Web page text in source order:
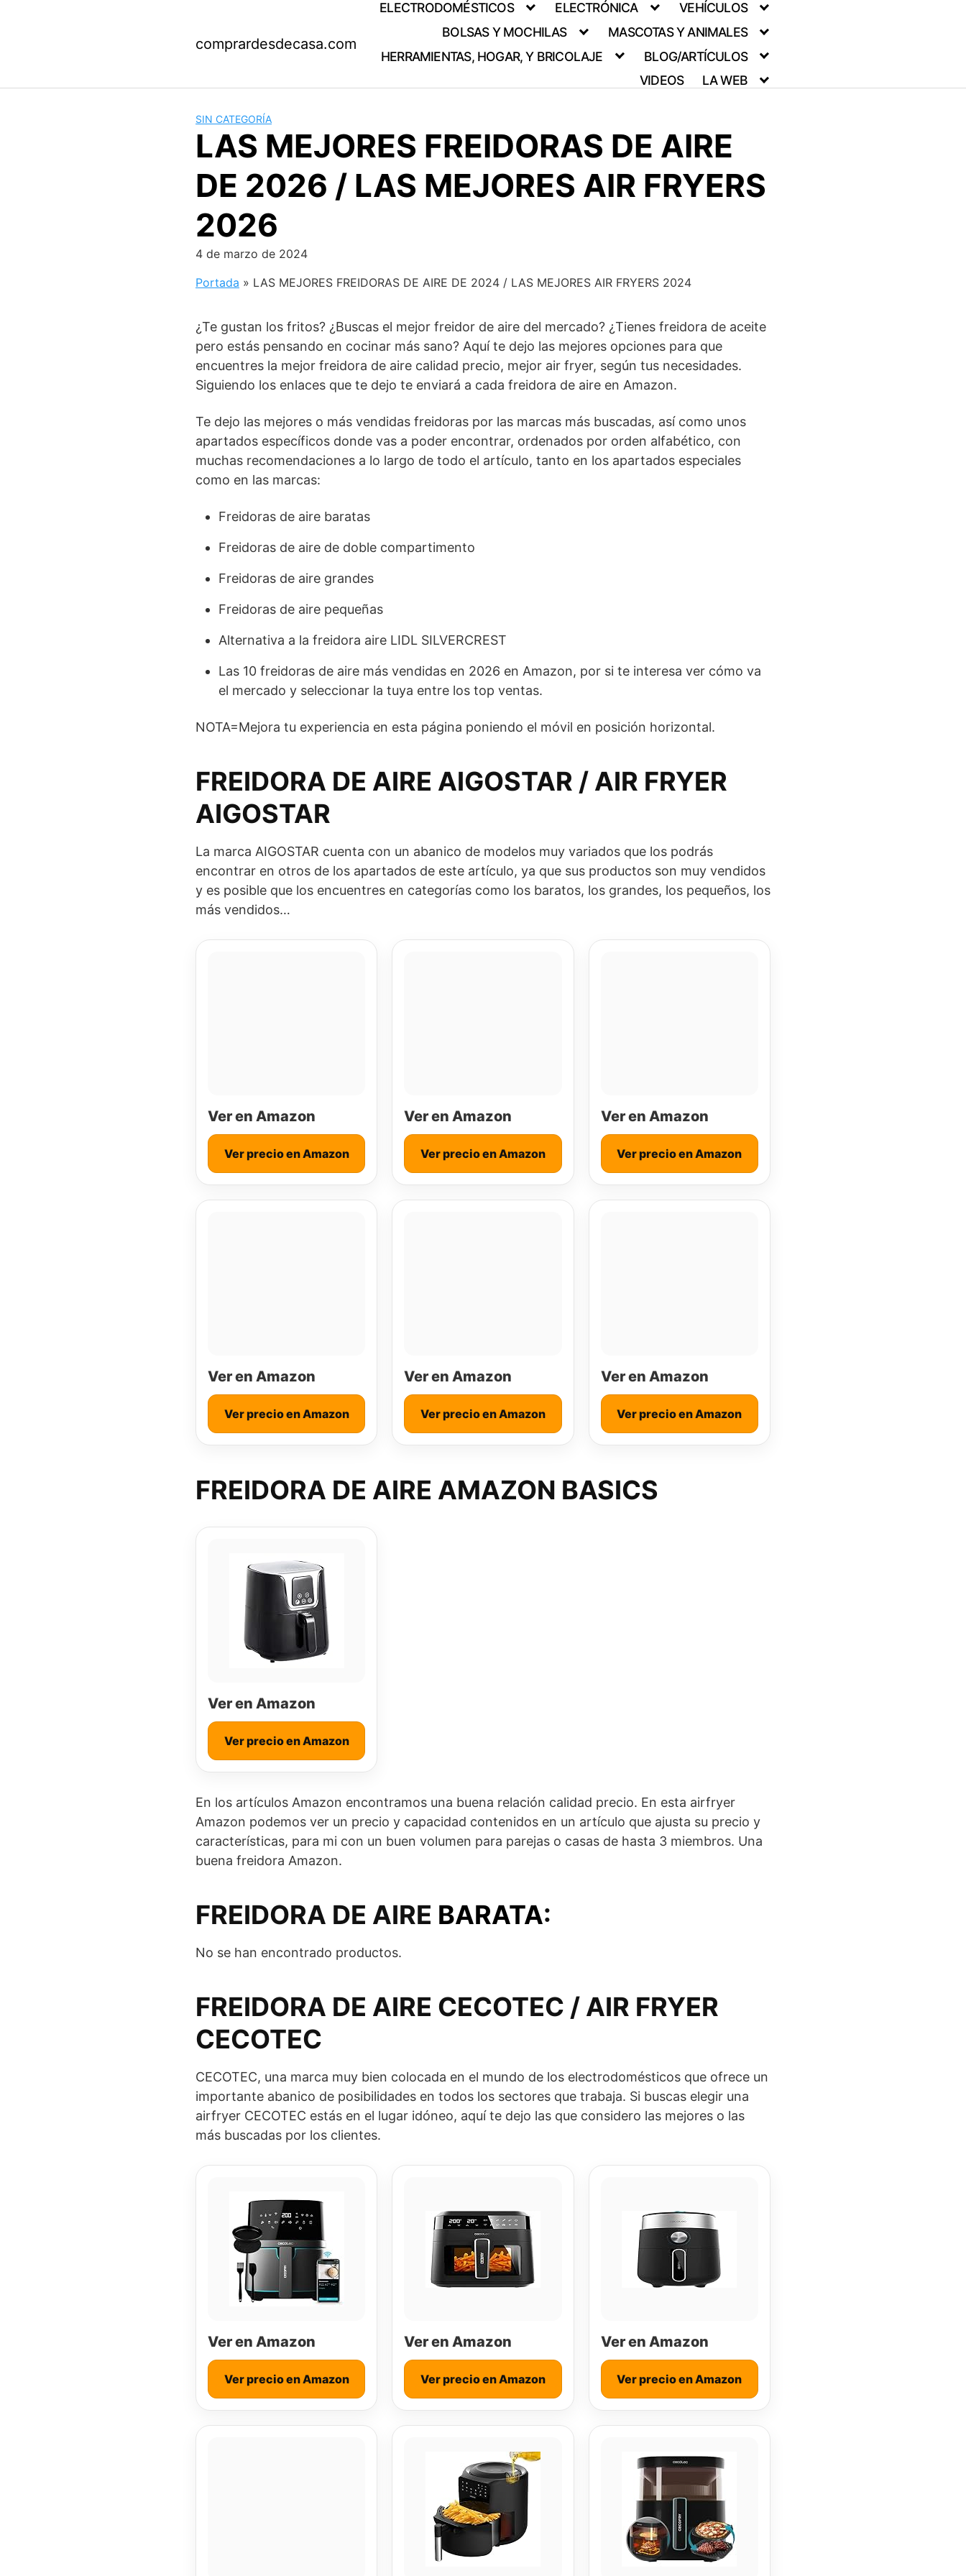
comprardesdecasa.com
ELECTRODOMÉSTICOS ELECTRÓNICA
VEHÍCULOS
BOLSAS Y MOCHILAS
MASCOTAS Y ANIMALES
HERRAMIENTAS, HOGAR, Y BRICOLAJE
BLOG/ARTÍCULOS
VIDEOS
LA WEB
SIN CATEGORÍA
LAS MEJORES FREIDORAS DE AIRE
DE 2026 / LAS MEJORES AIR FRYERS
2026
4 de marzo de 2024
Portada » LAS MEJORES FREIDORAS DE AIRE DE 2024 / LAS MEJORES AIR FRYERS 2024
¿Te gustan los fritos? ¿Buscas el mejor freidor de aire del mercado? ¿Tienes freidora de aceite
pero estás pensando en cocinar más sano? Aquí te dejo las mejores opciones para que
encuentres la mejor freidora de aire calidad precio, mejor air fryer, según tus necesidades.
Siguiendo los enlaces que te dejo te enviará a cada freidora de aire en Amazon.
Te dejo las mejores o más vendidas freidoras por las marcas más buscadas, así como unos
apartados específicos donde vas a poder encontrar, ordenados por orden alfabético, con
muchas recomendaciones a lo largo de todo el artículo, tanto en los apartados especiales
como en las marcas:
Freidoras de aire baratas
Freidoras de aire de doble compartimento
Freidoras de aire grandes
Freidoras de aire pequeñas
Alternativa a la freidora aire LIDL SILVERCREST
Las 10 freidoras de aire más vendidas en 2026 en Amazon, por si te interesa ver cómo va
el mercado y seleccionar la tuya entre los top ventas.
NOTA=Mejora tu experiencia en esta página poniendo el móvil en posición horizontal.
FREIDORA DE AIRE AIGOSTAR / AIR FRYER
AIGOSTAR
La marca AIGOSTAR cuenta con un abanico de modelos muy variados que los podrás
encontrar en otros de los apartados de este artículo, ya que sus productos son muy vendidos
y es posible que los encuentres en categorías como los baratos, los grandes, los pequeños, los
más vendidos…
Ver en Amazon
Ver precio en Amazon
Ver en Amazon
Ver precio en Amazon
Ver en Amazon
Ver precio en Amazon
Ver en Amazon
Ver precio en Amazon
Ver en Amazon
Ver precio en Amazon
Ver en Amazon
Ver precio en Amazon
FREIDORA DE AIRE AMAZON BASICS
Ver en Amazon
Ver precio en Amazon
En los artículos Amazon encontramos una buena relación calidad precio. En esta airfryer
Amazon podemos ver un precio y capacidad contenidos en un artículo que ajusta su precio y
características, para mi con un buen volumen para parejas o casas de hasta 3 miembros. Una
buena freidora Amazon.
FREIDORA DE AIRE BARATA:
No se han encontrado productos.
FREIDORA DE AIRE CECOTEC / AIR FRYER
CECOTEC
CECOTEC, una marca muy bien colocada en el mundo de los electrodomésticos que ofrece un
importante abanico de posibilidades en todos los sectores que trabaja. Si buscas elegir una
airfryer CECOTEC estás en el lugar idóneo, aquí te dejo las que considero las mejores o las
más buscadas por los clientes.
Ver en Amazon
Ver precio en Amazon
Ver en Amazon
Ver precio en Amazon
Ver en Amazon
Ver precio en Amazon